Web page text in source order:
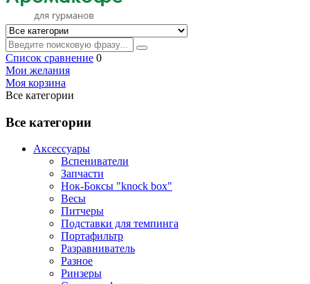
Список сравнение 0
Мои желания
Моя корзина
Все категории
Все категории
Аксессуары
Вспениватели
Запчасти
Нок-Боксы "knock box"
Весы
Питчеры
Подставки для темпинга
Портафильтр
Разравниватель
Разное
Ринзеры